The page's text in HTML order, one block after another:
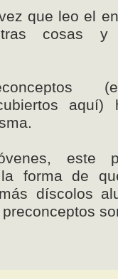
que leo el
cosas
aquí)
este
forma de
díscolos